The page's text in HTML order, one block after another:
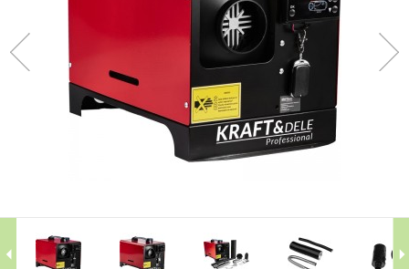
Rokas elektroinstrumenti (2)
Darbagaldi (47)
Darbarīki (91)
Darbarīki ar benzīna motoru (68)
Dārza un meža tehnika (399)